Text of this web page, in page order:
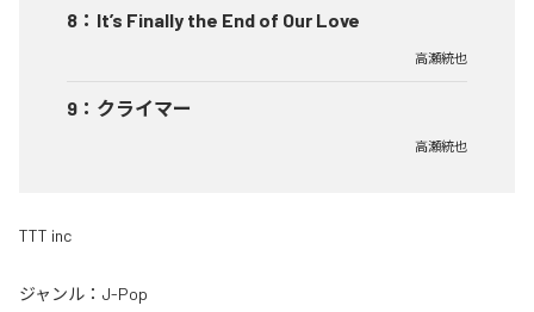
8 ： It’s Finally the End of Our Love
高瀬統也
9 ： クライマー
高瀬統也
TTT inc
ジャンル： J-Pop